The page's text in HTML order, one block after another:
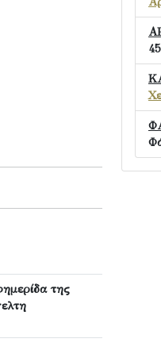
της